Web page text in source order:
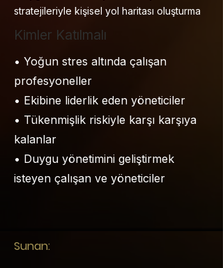
stratejileriyle kişisel yol haritası oluşturma
Kimler Katılmalı
• Yoğun stres altında çalışan
profesyoneller
• Ekibine liderlik eden yöneticiler
• Tükenmişlik riskiyle karşı karşıya
kalanlar
• Duygu yönetimini geliştirmek
isteyen çalışan ve yöneticiler
Sunan: